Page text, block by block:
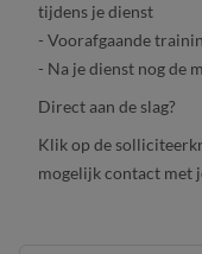
tijdens je dienst
- Voorafgaande
- Na je dienst nog de
Direct aan de slag?
Klik op de
mogelijk contact met